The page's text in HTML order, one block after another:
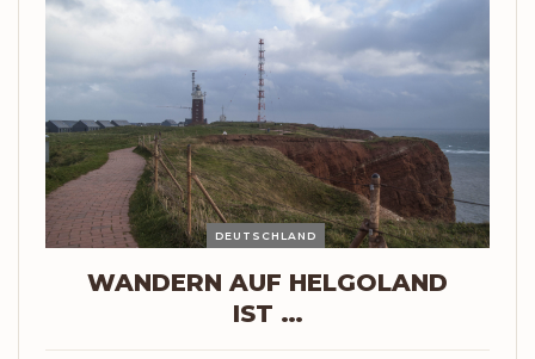
DEUTSCHLAND
WANDERN AUF HELGOLAND
IST …